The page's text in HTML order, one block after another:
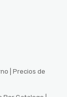
| Precios de